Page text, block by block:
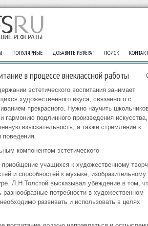
ПОПУЛЯРНЫЕ ДОБАВИТЬ РЕФЕРАТ ПОИСК
в процессе внеклассной работы
эстетического воспитания занимает
художественного вкуса, связанного с
прекрасного. Нужно научить
гармонию подлинного произведения искусства,
взыскательность, а также стремление к
компонентом эстетического
приобщение учащихся к художественному
и способностей к музыке, изобразительному
Л.Н.Толстой высказывал убеждение в том,
разнообразные потребности в художественном
развивать и использовать в целях